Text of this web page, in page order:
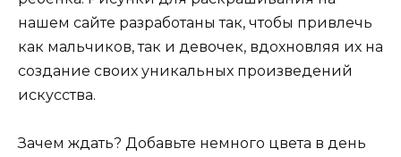
нашем сайте разработаны так, чтобы привлечь
как мальчиков, так и девочек, вдохновляя их на
создание своих уникальных произведений
искусства.
Зачем ждать? Добавьте немного цвета в день